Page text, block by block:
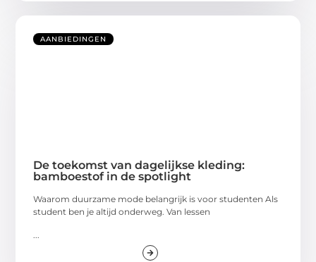
AANBIEDINGEN
De toekomst van dagelijkse kleding:
bamboestof in de spotlight
Waarom duurzame mode belangrijk is voor studenten Als
student ben je altijd onderweg. Van lessen